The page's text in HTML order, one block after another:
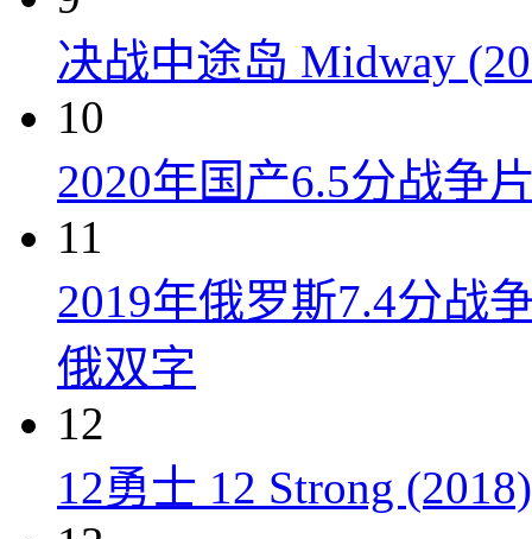
决战中途岛 Midway
10
2020年国产6.5分战争
11
2019年俄罗斯7.4分战
俄双字
12
12勇士 12 Strong (2018)